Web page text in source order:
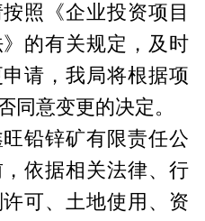
照《企业投资项目
的有关规定，及时
请，我局将根据项
同意变更的决定。
铅锌矿有限责任公
依据相关法律、行
可、土地使用、资